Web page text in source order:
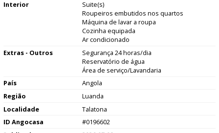
Interior
Suite(s)
Roupeiros embutidos nos quartos
Máquina de lavar a roupa
Cozinha equipada
Ar condicionado
Extras - Outros
Segurança 24 horas/dia
Reservatório de água
Área de serviço/Lavandaria
País
Angola
Região
Luanda
Localidade
Talatona
ID Angocasa
#0196602